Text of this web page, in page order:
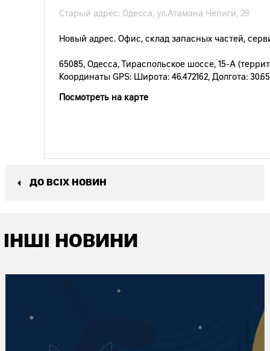
Старый адрес: Одесса, ул.Атамана Чепиги, 29
Новый адрес. Офис, склад запасных частей,
65085, Одесса, Тираспольское шоссе, 15-А
Координаты GPS: Широта: 46.472162, Долгота:
Посмотреть на карте
ДО ВСІХ НОВИН
ІНШІ НОВИНИ